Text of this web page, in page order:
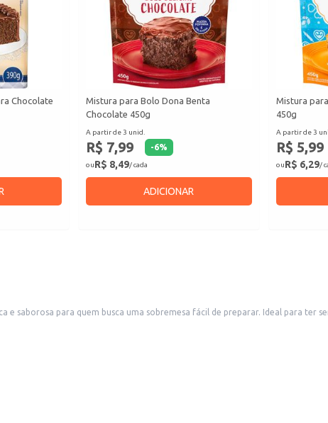
Chocolate
Mistura para Bolo Dona Benta
Chocolate 450g
A partir de 3 unid.
R$ 7,99 -6%
ouR$ 8,49/ cada
ADICIONAR
Mistura
450g
A partir de 3
R$ 5,99
ouR$ 6,29/
e saborosa para quem busca uma sobremesa fácil de preparar. Ideal para ter
o toque especial do coco, ideal para satisfazer seus clientes ou para um